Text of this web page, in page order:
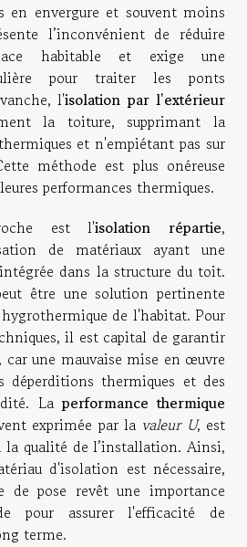
en envergure et souvent moins
l’inconvénient de réduire
habitable et exige une
pour traiter les ponts
l'isolation par l'extérieur
la toiture, supprimant la
et n'empiétant pas sur
méthode est plus onéreuse
performances thermiques.
est l'isolation répartie,
de matériaux ayant une
dans la structure du toit.
être une solution pertinente
de l'habitat. Pour
il est capital de garantir
, car une mauvaise mise en œuvre
déperditions thermiques et des
La performance thermique
exprimée par la valeur U, est
qualité de l’installation. Ainsi,
d'isolation est nécessaire,
de pose revêt une importance
pour assurer l'efficacité de
terme.